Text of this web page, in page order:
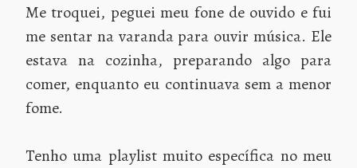
Me troquei, peguei meu fone de ouvido e fui
me sentar na varanda para ouvir música. Ele
estava na cozinha, preparando algo para
comer, enquanto eu continuava sem a menor
fome.
Tenho uma playlist muito específica no meu